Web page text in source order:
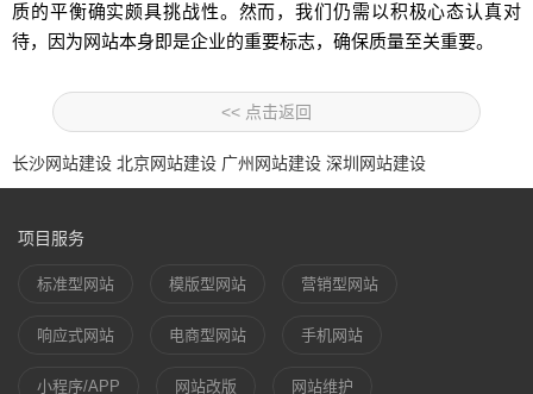
质的平衡确实颇具挑战性。然而，我们仍需以积极心态认真对
待，因为网站本身即是企业的重要标志，确保质量至关重要。
<< 点击返回
长沙网站建设 北京网站建设 广州网站建设 深圳网站建设
项目服务
标准型网站 模版型网站 营销型网站
响应式网站 电商型网站 手机网站
小程序/APP 网站改版 网站维护